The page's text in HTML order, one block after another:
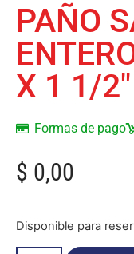
PAÑO
X 1 1/
Formas de pago
$ 0,00
Disponible para